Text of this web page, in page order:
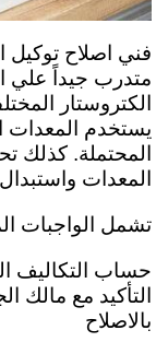
فني اصلاح توكيل
متدرب جيداً علي
الكتروستار
يستخدم المعدات
المحتملة. كذلك
المعدات واستبدال
تشمل الواجبات
حساب التكاليف
التأكيد مع مالك
بالاصلاح